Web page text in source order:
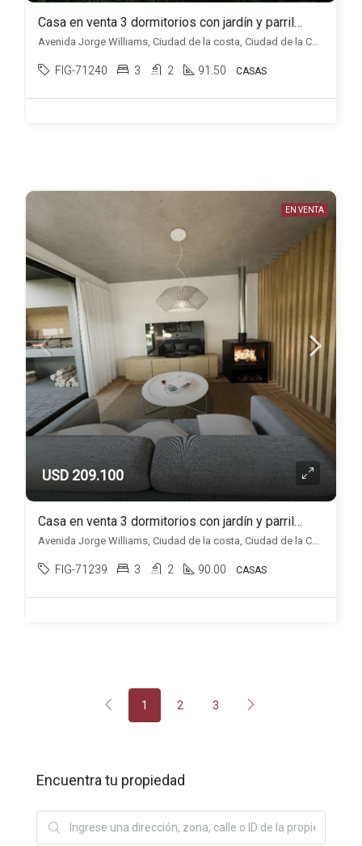
Casa en venta 3 dormitorios con jardín y parrillero, en Ciudad de la Costa.
Avenida Jorge Williams, Ciudad de la costa, Ciudad de la Costa
FIG-71240 3 2 91.50 CASAS
EN VENTA
USD 209.100
Casa en venta 3 dormitorios con jardín y parrillero, en Ciudad de la Costa.
Avenida Jorge Williams, Ciudad de la costa, Ciudad de la Costa
FIG-71239 3 2 90.00 CASAS
1 2 3
Encuentra tu propiedad